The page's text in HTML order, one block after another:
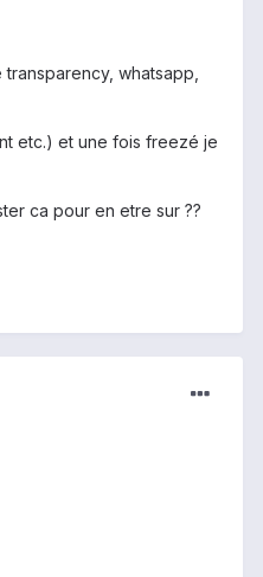
whatsapp,
etc.) et une fois freezé je
ca pour en etre sur ??